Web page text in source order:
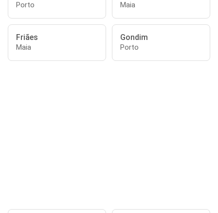
Porto Maia
Friães
Maia
Gondim
Porto